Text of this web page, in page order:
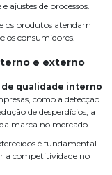
ajustes de processos.
os produtos atendam
consumidores.
e externo
qualidade interno
como a detecção
de desperdícios, a
marca no mercado.
é fundamental
a competitividade no